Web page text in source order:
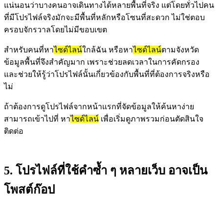
แน่นอนว่าบางคนอาจเดินทางได้หลายพื้นที่จริง แต่โดยทั่วไปคน
ที่มีโปรไฟล์จริงมักจะมีพื้นที่หลักหรือโซนที่สะดวก ไม่ใช่ตอบ
ครอบจักรวาลโดยไม่มีขอบเขต
สำหรับคนที่หาไซด์ไลน์ใกล้ฉัน หรือหาไซด์ไลน์ตามจังหวัด
ข้อมูลพื้นที่จึงสำคัญมาก เพราะช่วยลดเวลาในการคัดกรอง
และช่วยให้รู้ว่าโปรไฟล์นั้นเกี่ยวข้องกับพื้นที่ที่ต้องการจริงหรือ
ไม่
ถ้าต้องการดูโปรไฟล์จากหน้าแรกที่จัดข้อมูลให้ค้นหาง่าย
สามารถเข้าไปที่ หาไซด์ไลน์ เพื่อเริ่มดูภาพรวมก่อนตัดสินใจ
ติดต่อ
5. โปรไฟล์ที่ใช้คำซ้ำ ๆ หลายเว็บ อาจเป็น
โพสต์ก๊อป